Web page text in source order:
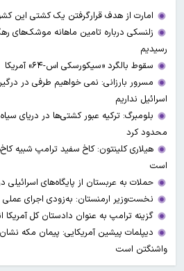
امارت از هدف قرارگرفتن یک کشتی این
زلنسکی درباره تامین ماهانه موشک‌های
رسیدیم
سقوط بالگرد «سیکورسکی اس-۶۴» آمریکا
مسرور بارزانی: نمی خواهیم طرفی در
اسرائیل نداریم
بلومبرگ: ترکیه عبور کشتی‌ها در دریای
محدود کرد
هیلاری کلینتون: کاخ سفید ترامپ شبیه
است
حملات به عربستان از پایگاه‌های اسرائیلی
نخست‌وزیر ارمنستان: به‌زودی اجرای عملی
گزینه ترامپ به عنوان دادستان کل
دیپلمات پیشین آمریکایی: پیمان مکه
واشنگتن است